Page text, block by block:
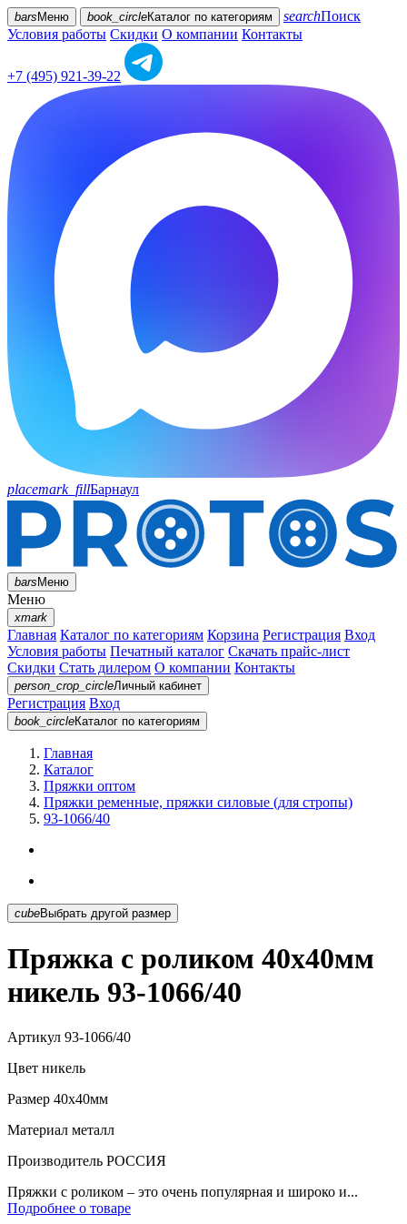
bars Меню book_circleКаталог по категориям searchПоиск
Условия работы Скидки О компании Контакты
+7 (495) 921-39-22
placemark_fillБарнаул
barsМеню
Меню
xmark
Главная Каталог по категориям Корзина Регистрация Вход
Условия работы Печатный каталог Скачать прайс-лист
Скидки Стать дилером О компании Контакты
person_crop_circleЛичный кабинет
Регистрация Вход
book_circleКаталог по категориям
Главная
Каталог
Пряжки оптом
Пряжки ременные, пряжки силовые (для стропы)
93-1066/40
cubeВыбрать другой размер
Пряжка с роликом 40х40мм
никель 93-1066/40
Артикул 93-1066/40
Цвет никель
Размер 40х40мм
Материал металл
Производитель РОССИЯ
Пряжки с роликом – это очень популярная и широко и...
Подробнее о товаре